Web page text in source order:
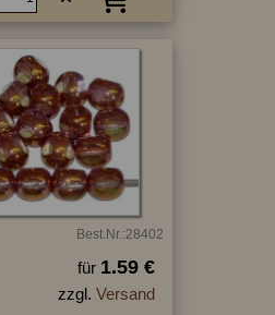
Best.Nr.:28402
für 1.59 €
zzgl. Versand